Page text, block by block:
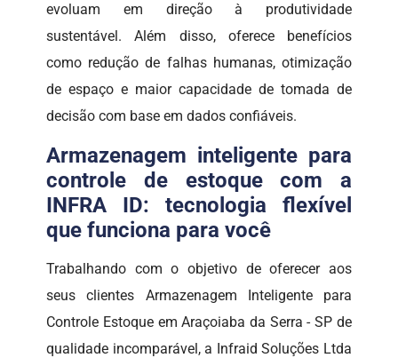
evoluam em direção à produtividade
sustentável. Além disso, oferece benefícios
como redução de falhas humanas, otimização
de espaço e maior capacidade de tomada de
decisão com base em dados confiáveis.
Armazenagem inteligente para
controle de estoque com a
INFRA ID: tecnologia flexível
que funciona para você
Trabalhando com o objetivo de oferecer aos
seus clientes Armazenagem Inteligente para
Controle Estoque em Araçoiaba da Serra - SP de
qualidade incomparável, a Infraid Soluções Ltda